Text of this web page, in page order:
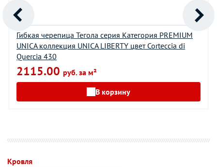
Гибкая черепица Тегола серия Категория PREMIUM
UNICA коллекция UNICA LIBERTY цвет Corteccia di
Quercia 430
2115.00 руб. за м²
В корзину
Кровля